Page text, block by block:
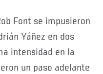
Yáñez en dos
intensidad en la
un paso adelante